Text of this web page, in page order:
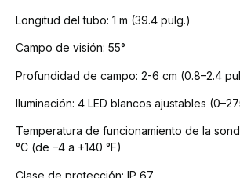
Longitud del tubo: 1 m (39.4 pulg.)
Campo de visión: 55°
Profundidad de campo: 2-6 cm (0.8–2.4
Iluminación: 4 LED blancos ajustables
Temperatura de funcionamiento de la
°C (de –4 a +140 °F)
Clase de protección: IP 67